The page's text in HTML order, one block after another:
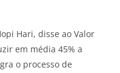
Hari, disse ao Valor
em média 45% a
o processo de